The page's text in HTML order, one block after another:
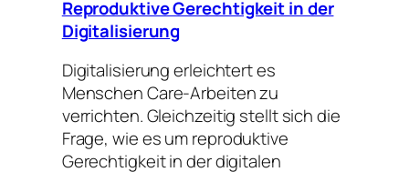
Reproduktive Gerechtigkeit in der
Digitalisierung
Digitalisierung erleichtert es
Menschen Care-Arbeiten zu
verrichten. Gleichzeitig stellt sich die
Frage, wie es um reproduktive
Gerechtigkeit in der digitalen